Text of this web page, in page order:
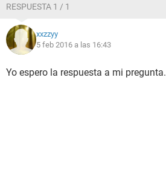
RESPUESTA 1 / 1
xxzzyy
5 feb 2016 a las 16:43
Yo espero la respuesta a mi pregunta.